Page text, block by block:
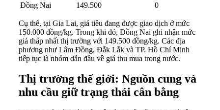
Đồng Nai
149.500 0
Cụ thể, tại Gia Lai, giá tiêu đang được giao dịch ở mức
150.000 đồng/kg. Trong khi đó, Đồng Nai ghi nhận mức
giá thấp nhất thị trường với 149.500 đồng/kg. Các địa
phương như Lâm Đồng, Đắk Lắk và TP. Hồ Chí Minh
tiếp tục là nhóm dẫn đầu về giá thu mua trong nước.
Thị trường thế giới: Nguồn cung và
nhu cầu giữ trạng thái cân bằng